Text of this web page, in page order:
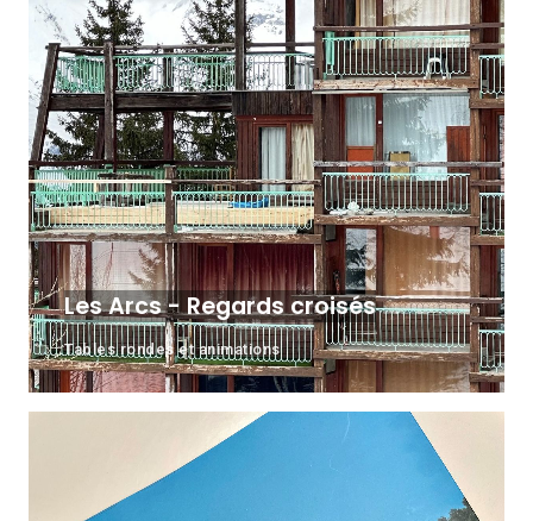
Les Arcs - Regards croisés
Tables rondes et animations